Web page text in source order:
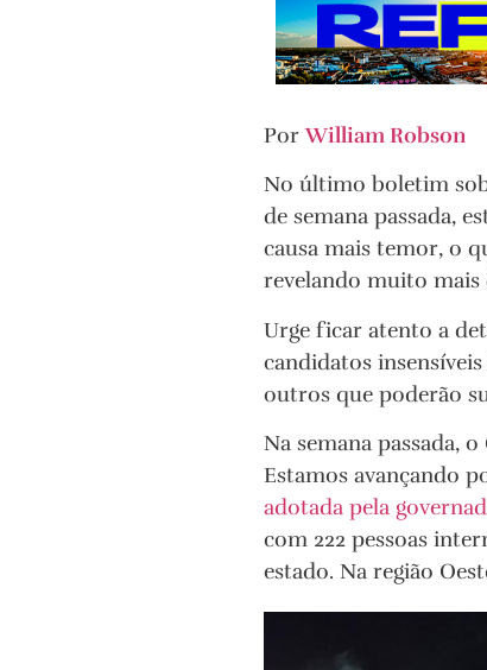
PorWilliam Robson
No último boletim
de semana passada,
causa mais temor, o
revelando muito mais
Urge ficar atento a
candidatos
outros que poderão
Na semana passada,
Estamos avançando
adotada pela
com 222 pessoas
estado. Na região